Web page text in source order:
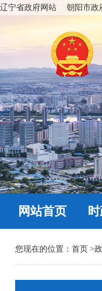
辽宁省政府网站 朝阳市政
网站首页
您现在的位置： 首页 >